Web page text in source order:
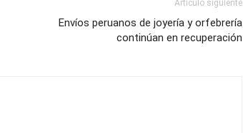
Artículo siguiente
Envíos peruanos de joyería y orfebrería
continúan en recuperación